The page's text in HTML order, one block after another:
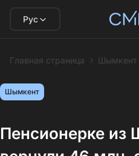
Рус
Главная страница Шымкент
Шымкент
Пенсионерке из